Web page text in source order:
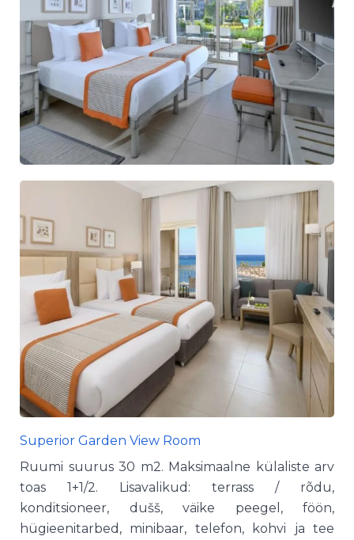
Superior Garden View Room
Ruumi suurus 30 m2. Maksimaalne külaliste arv
toas 1+1/2. Lisavalikud: terrass / rõdu,
konditsioneer, dušš, väike peegel, föön,
hügieenitarbed, minibaar, telefon, kohvi ja tee